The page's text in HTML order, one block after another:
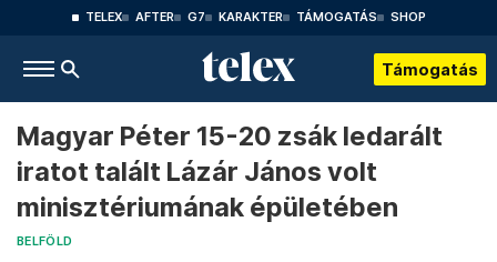
TELEX AFTER G7 KARAKTER TÁMOGATÁS SHOP
Támogatás
Magyar Péter 15-20 zsák ledarált
iratot talált Lázár János volt
minisztériumának épületében
BELFÖLD